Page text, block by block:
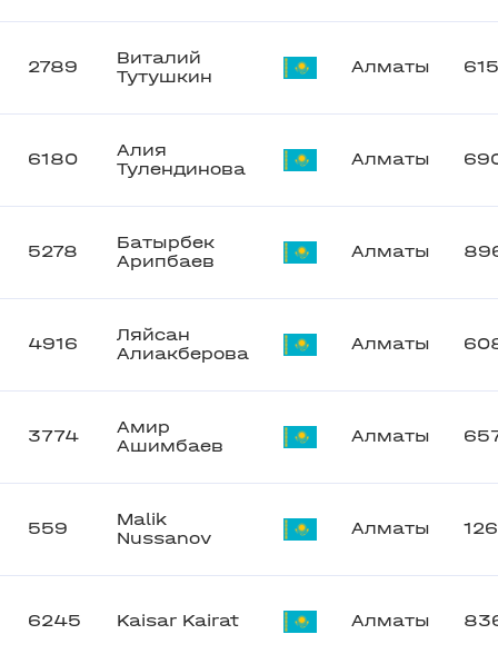
2789
Виталий
Тутушкин
Алматы
6180
Алия
Тулендинова
Алматы
5278
Батырбек
Арипбаев
Алматы
4916
Ляйсан
Алиакберова
Алматы
3774
Амир
Ашимбаев
Алматы
559
Malik
Nussanov
Алматы
6245 Kaisar Kairat Алматы